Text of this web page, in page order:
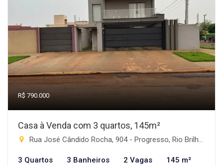
R$ 790.000
Casa à Venda com 3 quartos, 145m²
Rua José Cândido Rocha, 904 - Progresso, Rio Brilhante-MS
3 Quartos 3 Banheiros 2 Vagas 145 m²